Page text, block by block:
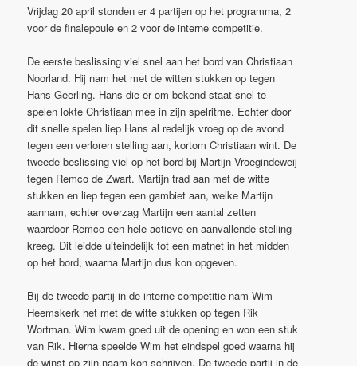
Vrijdag 20 april stonden er 4 partijen op het programma, 2
voor de finalepoule en 2 voor de interne competitie.
De eerste beslissing viel snel aan het bord van Christiaan
Noorland. Hij nam het met de witten stukken op tegen
Hans Geerling. Hans die er om bekend staat snel te
spelen lokte Christiaan mee in zijn spelritme. Echter door
dit snelle spelen liep Hans al redelijk vroeg op de avond
tegen een verloren stelling aan, kortom Christiaan wint. De
tweede beslissing viel op het bord bij Martijn Vroegindeweij
tegen Remco de Zwart. Martijn trad aan met de witte
stukken en liep tegen een gambiet aan, welke Martijn
aannam, echter overzag Martijn een aantal zetten
waardoor Remco een hele actieve en aanvallende stelling
kreeg. Dit leidde uiteindelijk tot een matnet in het midden
op het bord, waarna Martijn dus kon opgeven.
Bij de tweede partij in de interne competitie nam Wim
Heemskerk het met de witte stukken op tegen Rik
Wortman. Wim kwam goed uit de opening en won een stuk
van Rik. Hierna speelde Wim het eindspel goed waarna hij
de winst op zijn naam kon schrijven. De tweede partij in de